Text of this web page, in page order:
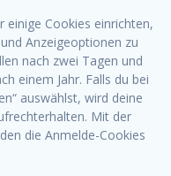
einige Cookies einrichten,
Anzeigeoptionen zu
nach zwei Tagen und
einem Jahr. Falls du bei
auswählst, wird deine
Mit der
die Anmelde-Cookies